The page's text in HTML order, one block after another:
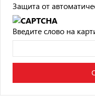
Защита от
Введите слово на